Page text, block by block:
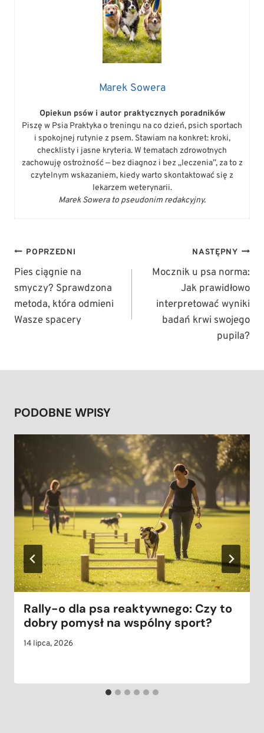
Marek Sowera
Opiekun psów i autor praktycznych poradników
Piszę w Psia Praktyka o treningu na co dzień, psich sportach
i spokojnej rutynie z psem. Stawiam na konkret: kroki,
checklisty i jasne kryteria. W tematach zdrowotnych
zachowuję ostrożność — bez diagnoz i bez „leczenia”, za to z
czytelnym wskazaniem, kiedy warto skontaktować się z
lekarzem weterynarii.
Marek Sowera to pseudonim redakcyjny.
NAWIGACJA
WPISU
POPRZEDNI
Pies ciągnie na
smyczy? Sprawdzona
metoda, która odmieni
Wasze spacery
NASTĘPNY
Mocznik u psa norma:
Jak prawidłowo
interpretować wyniki
badań krwi swojego
pupila?
PODOBNE WPISY
Rally-o dla psa reaktywnego: Czy to
dobry pomysł na wspólny sport?
14 lipca, 2026